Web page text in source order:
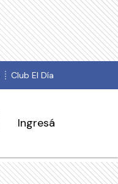
Club El Día
Ingresá